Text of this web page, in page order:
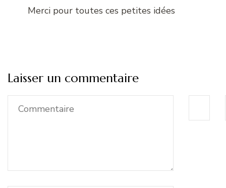
Merci pour toutes ces petites idées
Laisser un commentaire